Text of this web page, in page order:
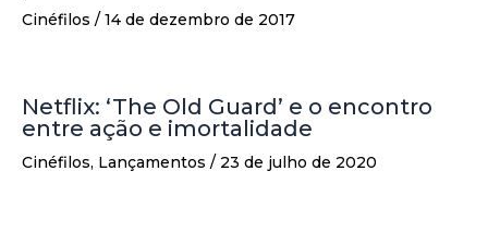
Cinéfilos / 14 de dezembro de 2017
Netflix: ‘The Old Guard’ e o encontro
entre ação e imortalidade
Cinéfilos, Lançamentos / 23 de julho de 2020